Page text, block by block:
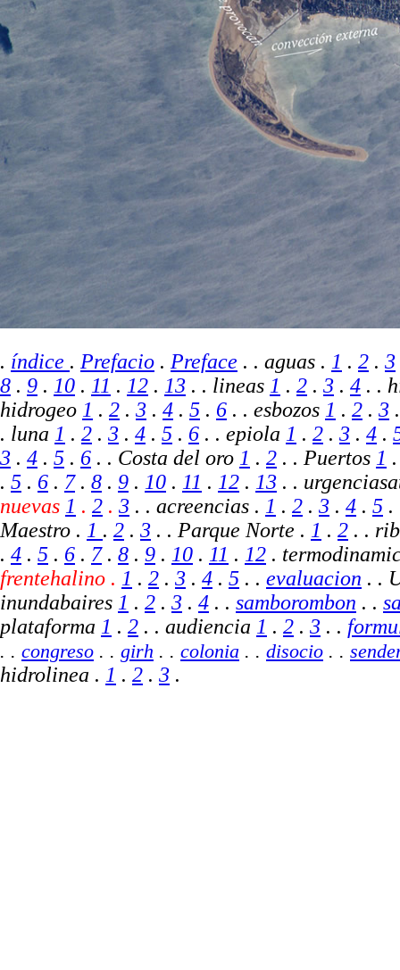
. índice . Prefacio . Preface . . aguas . 1 . 2 . 3
8 . 9 . 10 . 11 . 12 . 13 . . lineas 1 . 2 . 3 . 4 . .
hidrogeo 1 . 2 . 3 . 4 . 5 . 6 . . esbozos 1 . 2 . 3
. luna 1 . 2 . 3 . 4 . 5 . 6 . . epiola 1 . 2 . 3 . 4 .
3 . 4 . 5 . 6 . . Costa del oro 1 . 2 . . Puertos 1
. 5 . 6 . 7. 8 . 9 . 10 . 11 . 12 . 13 . .
nuevas 1 . 2 . 3 . . acreencias . 1 . 2 . 3 . 4 . 5 .
Maestro . 1 . 2 . 3 . . Parque Norte . 1 . 2 . .
. 4 . 5 . 6 . 7. 8 . 9 . 10 . 11 . 12 .
frentehalino . 1 . 2 . 3 . 4 . 5 . . evaluacion . .
inundabaires 1 . 2 . 3 . 4 . . samborombon . .
plataforma 1 . 2 . . audiencia 1 . 2 . 3 . .
. . congreso . . girh . . colonia . . disocio . .
hidrolinea . 1 . 2 . 3 .